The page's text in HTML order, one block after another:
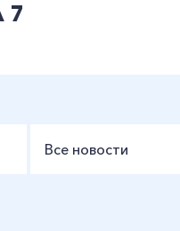
7
Все новости